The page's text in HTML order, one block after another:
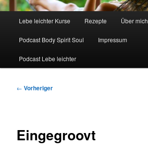
Lebe leichter Kurse Rezepte Über mich
Podcast Body Spirit Soul Impressum
Podcast Lebe leichter
Beitragsnavigation
← Vorheriger
Eingegroovt